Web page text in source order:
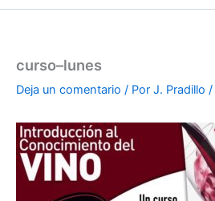
curso–lunes
Deja un comentario / Por J. Pradillo /